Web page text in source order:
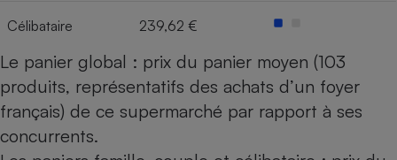
Célibataire 239,62 €
Le panier global : prix du panier moyen (103
produits, représentatifs des achats d’un foyer
français) de ce supermarché par rapport à ses
concurrents.